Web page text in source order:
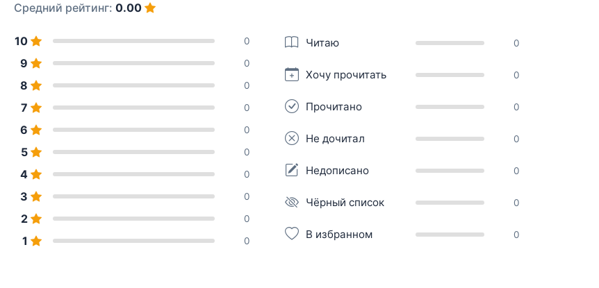
Средний рейтинг: 0.00
10 0
9 0
8 0
7 0
6 0
5 0
4 0
3 0
2 0
1 0
Читаю 0
Хочу прочитать 0
Прочитано 0
Не дочитал 0
Недописано 0
Чёрный список 0
В избранном 0